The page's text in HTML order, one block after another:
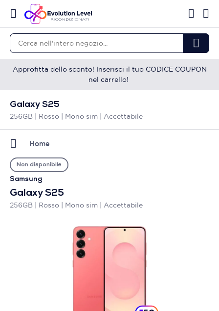
Approfitta dello sconto! Inserisci il tuo CODICE COUPON
nel carrello!
Galaxy S25
256GB | Rosso | Mono sim | Accettabile
Home
Samsung
Galaxy S25
256GB | Rosso | Mono sim | Accettabile
Non disponibile